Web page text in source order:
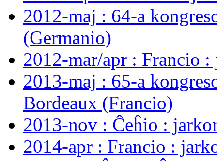
2012-maj : 64-a
(Germanio)
2012-mar/apr : Francio :
2013-maj : 65-a
Bordeaux (Francio)
2013-nov : Ĉeĥio :
2014-apr : Francio :